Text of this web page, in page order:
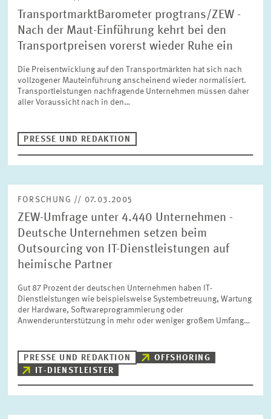
PRESSEVERTEILER
BILDMATERIAL
JAHRESBERICHT
TransportmarktBarometer progtrans/ZEW -
Nach der Maut-Einführung kehrt bei den
Transportpreisen vorerst wieder Ruhe ein
Die Preisentwicklung auf den Transportmärkten hat sich nach
vollzogener Mauteinführung anscheinend wieder normalisiert.
Transportleistungen nachfragende Unternehmen müssen daher
aller Voraussicht nach in den…
PRESSE UND REDAKTION
FORSCHUNG // 07.03.2005
ZEW-Umfrage unter 4.440 Unternehmen -
Deutsche Unternehmen setzen beim
Outsourcing von IT-Dienstleistungen auf
heimische Partner
Gut 87 Prozent der deutschen Unternehmen haben IT-
Dienstleistungen wie beispielsweise Systembetreuung, Wartung
der Hardware, Softwareprogrammierung oder
Anwenderunterstützung in mehr oder weniger großem Umfang…
PRESSE UND REDAKTION
OFFSHORING
IT-DIENSTLEISTER